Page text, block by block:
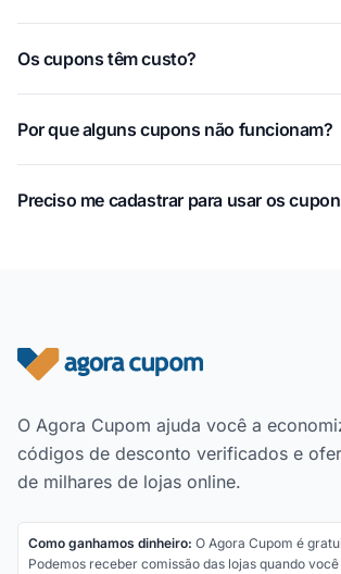
Os cupons têm custo?
Por que alguns cupons não funcionam?
Preciso me cadastrar para usar os
Rodapé do site
O Agora Cupom ajuda você a
códigos de desconto verificados e
de milhares de lojas online.
Como ganhamos dinheiro: O Agora Cupom é
Podemos receber comissão das lojas quando